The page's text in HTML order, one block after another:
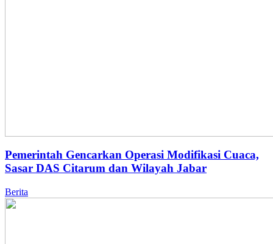
Pemerintah Gencarkan Operasi Modifikasi Cuaca,
Sasar DAS Citarum dan Wilayah Jabar
Berita